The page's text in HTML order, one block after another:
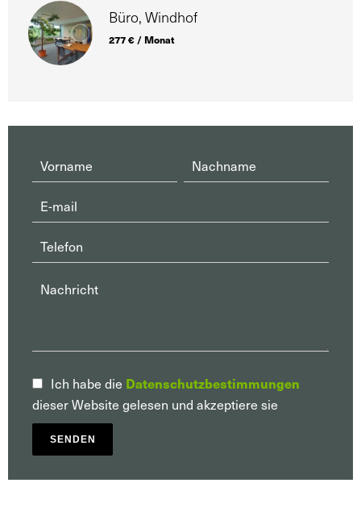
Büro, Windhof
277 € / Monat
Ich habe die Datenschutzbestimmungen
dieser Website gelesen und akzeptiere sie
SENDEN